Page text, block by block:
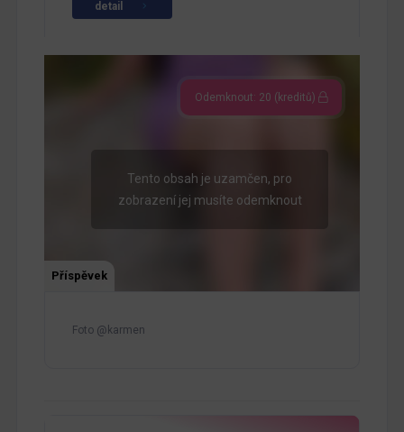
detail
Odemknout: 20 (kreditů)
Tento obsah je uzamčen, pro
zobrazení jej musíte odemknout
Příspěvek
Foto @karmen